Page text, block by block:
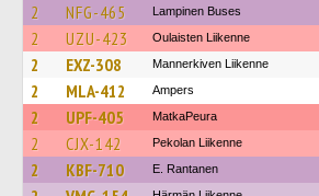
2 NFG-465 Lampinen Buses
2 UZU-423 Oulaisten Liikenne
2 EXZ-308 Mannerkiven Liikenne
2 MLA-412 Ampers
2 UPF-405 MatkaPeura
2 CJX-142 Pekolan Liikenne
2 KBF-710 E. Rantanen